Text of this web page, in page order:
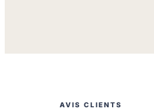
AVIS CLIENTS